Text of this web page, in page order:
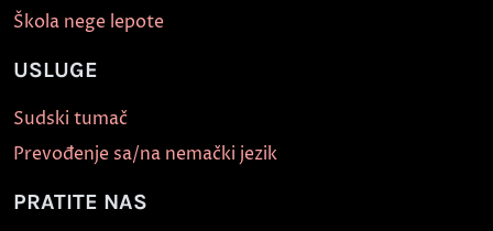
Škola nege lepote
USLUGE
Sudski tumač
Prevođenje sa/na nemački jezik
PRATITE NAS